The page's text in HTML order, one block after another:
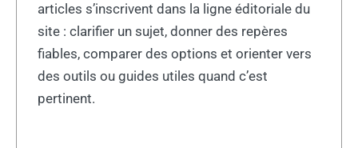
articles s’inscrivent dans la ligne éditoriale du
site : clarifier un sujet, donner des repères
fiables, comparer des options et orienter vers
des outils ou guides utiles quand c’est
pertinent.